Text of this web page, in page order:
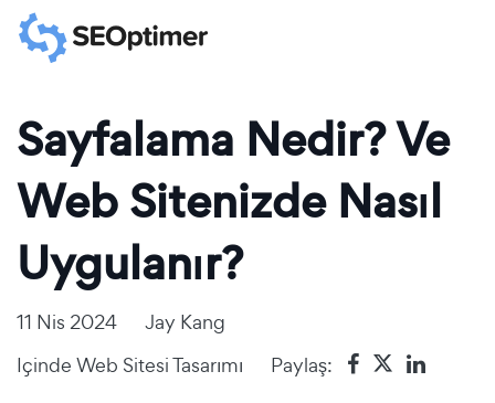
Sayfalama Nedir? Ve
Web Sitenizde Nasıl
Uygulanır?
11 Nis 2024
Jay Kang
Içinde Web Sitesi Tasarımı Paylaş: